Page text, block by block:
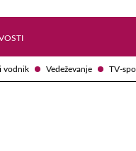
vodnik Vedeževanje TV-